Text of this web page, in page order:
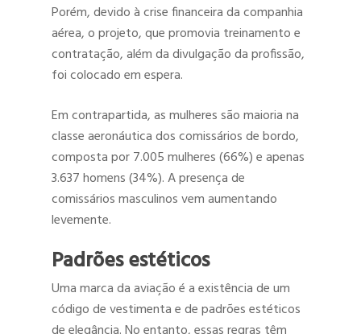
Porém, devido à crise financeira da companhia
aérea, o projeto, que promovia treinamento e
contratação, além da divulgação da profissão,
foi colocado em espera.
Em contrapartida, as mulheres são maioria na
classe aeronáutica dos comissários de bordo,
composta por 7.005 mulheres (66%) e apenas
3.637 homens (34%). A presença de
comissários masculinos vem aumentando
levemente.
Padrões estéticos
Uma marca da aviação é a existência de um
código de vestimenta e de padrões estéticos